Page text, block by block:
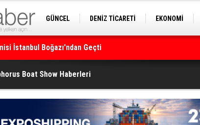
GÜNCEL DENİZ TİCARETİ EKONOMİ
En Büyük Mercan Ormanı
Boat Show Haberleri